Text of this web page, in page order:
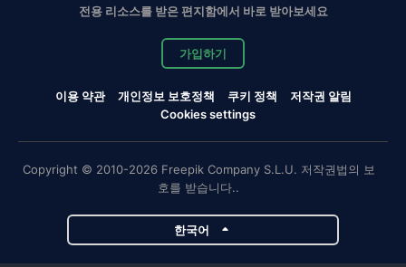
전용 리소스를 받은 편지함에서 바로 받아보세요
가입하기
이용 약관 개인정보 보호정책 쿠키 정책
저작권 알림
Cookies settings
Copyright © 2010-2026 Freepik Company S.L.U. 저작권법의 보
호를 받습니다..
한국어